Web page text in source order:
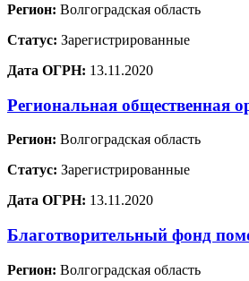
Регион: Волгоградская область
Статус: Зарегистрированные
Дата ОГРН: 13.11.2020
Региональная общественная
Регион: Волгоградская область
Статус: Зарегистрированные
Дата ОГРН: 13.11.2020
Благотворительный фонд
Регион: Волгоградская область